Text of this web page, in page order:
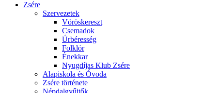
Zsére
Szervezetek
Vöröskereszt
Csemadok
Úrbéresség
Folklór
Énekkar
Nyugdíjas Klub Zsére
Alapiskola és Óvoda
Zsére története
Népdalgyűjtők